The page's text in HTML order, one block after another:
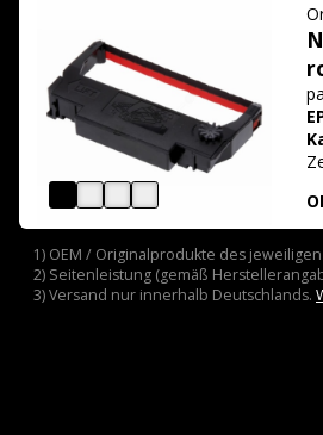
1) OEM / Originalprodukte des
2) Seitenleistung (gemäß
3) Versand nur innerhalb Deutschlands.